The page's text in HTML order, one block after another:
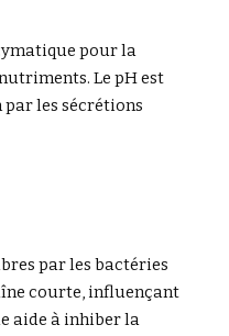
pour la
Le pH est
les sécrétions
par les bactéries
courte, influençant
aide à inhiber la